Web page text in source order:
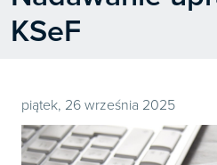
Nowości
Zapowiedzi
KSeF
piątek, 26 września 2025